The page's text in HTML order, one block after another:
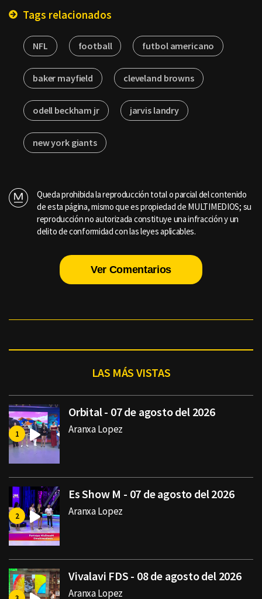
Tags relacionados
NFL football futbol americano
baker mayfield cleveland browns
odell beckham jr jarvis landry
new york giants
Queda prohibida la reproducción total o parcial del contenido
de esta página, mismo que es propiedad de MULTIMEDIOS; su
reproducción no autorizada constituye una infracción y un
delito de conformidad con las leyes aplicables.
Ver Comentarios
LAS MÁS VISTAS
Orbital - 07 de agosto del 2026
Aranxa Lopez
Es Show M - 07 de agosto del 2026
Aranxa Lopez
Vivalavi FDS - 08 de agosto del 2026
Aranxa Lopez